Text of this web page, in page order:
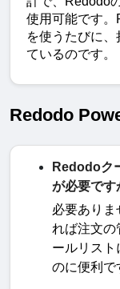
使用可能です
を使うたびに
ているのです。
Redodo
Redodoク
が必要です
必要ありま
れば注文の
ールリスト
のに便利で